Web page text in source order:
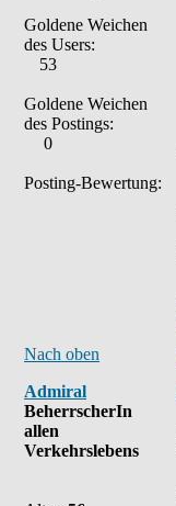
Goldene Weichen
des Users:
53
Goldene Weichen
des Postings:
0
Posting-Bewertung:
Nach oben
Admiral
BeherrscherIn
allen
Verkehrslebens